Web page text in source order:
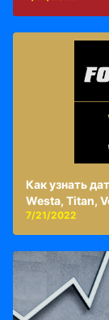
Как узнать
Westa, Titan,
7/21/2022